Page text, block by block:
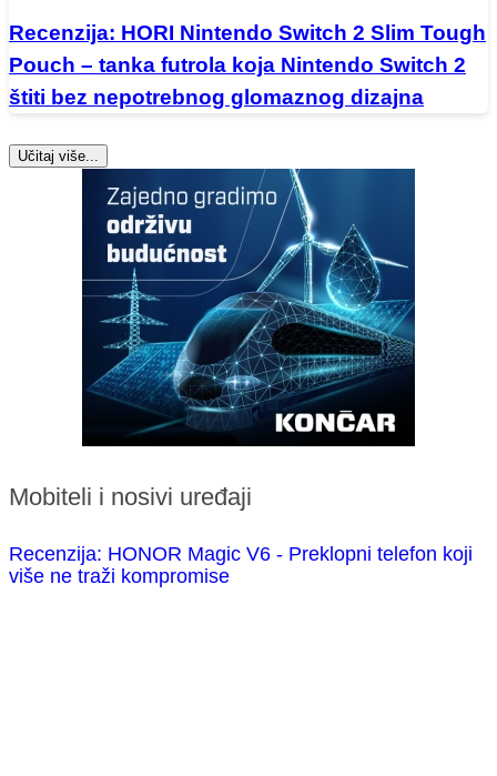
Recenzija: HORI Nintendo Switch 2 Slim Tough
Pouch – tanka futrola koja Nintendo Switch 2
štiti bez nepotrebnog glomaznog dizajna
Učitaj više...
Mobiteli i nosivi uređaji
Recenzija: HONOR Magic V6 - Preklopni telefon koji
više ne traži kompromise